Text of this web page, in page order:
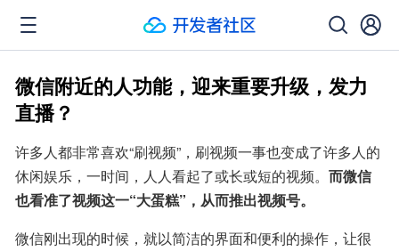
微信附近的人功能，迎来重要升级，发力
直播？
许多人都非常喜欢“刷视频”，刷视频一事也变成了许多人的
休闲娱乐，一时间，人人看起了或长或短的视频。 而微信
也看准了视频这一“大蛋糕”，从而推出视频号。
微信刚出现的时候，就以简洁的界面和便利的操作，让很